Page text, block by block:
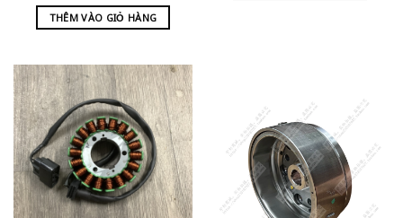
THÊM VÀO GIỎ HÀNG